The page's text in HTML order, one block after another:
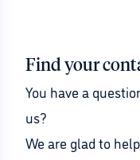
Find your
You have a
us?
We are glad to